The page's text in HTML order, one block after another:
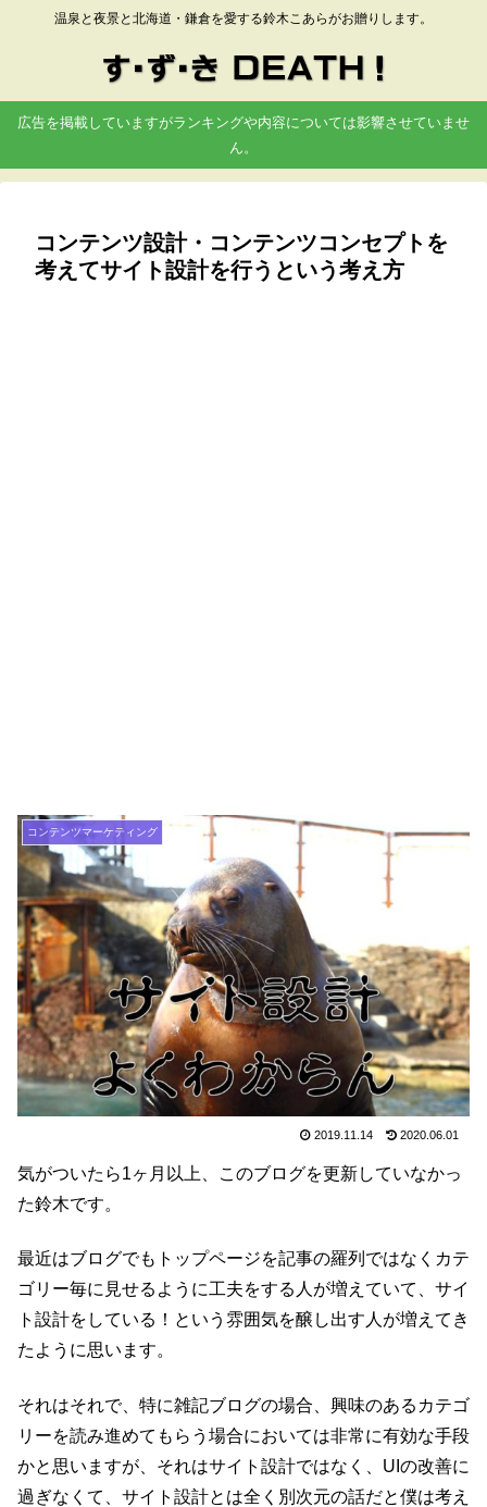
温泉と夜景と北海道・鎌倉を愛する鈴木こあらがお贈りします。
広告を掲載していますがランキングや内容については影響させていませ
ん。
コンテンツ設計・コンテンツコンセプトを
考えてサイト設計を行うという考え方
コンテンツマーケティング
2019.11.14 2020.06.01
気がついたら1ヶ月以上、このブログを更新していなかっ
た鈴木です。
最近はブログでもトップページを記事の羅列ではなくカテ
ゴリー毎に見せるように工夫をする人が増えていて、サイ
ト設計をしている！という雰囲気を醸し出す人が増えてき
たように思います。
それはそれで、特に雑記ブログの場合、興味のあるカテゴ
リーを読み進めてもらう場合においては非常に有効な手段
かと思いますが、それはサイト設計ではなく、UIの改善に
過ぎなくて、サイト設計とは全く別次元の話だと僕は考え